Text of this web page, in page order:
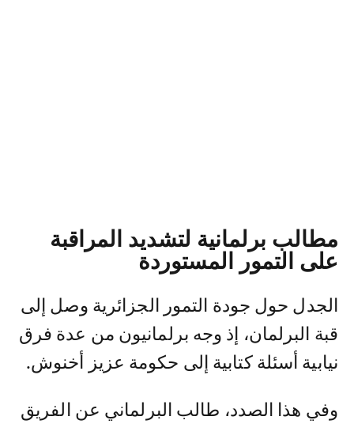
مطالب برلمانية لتشديد المراقبة
على التمور المستوردة
الجدل حول جودة التمور الجزائرية وصل إلى
قبة البرلمان، إذ وجه برلمانيون من عدة فرق
نيابية أسئلة كتابية إلى حكومة عزيز أخنوش.
وفي هذا الصدد، طالب البرلماني عن الفريق